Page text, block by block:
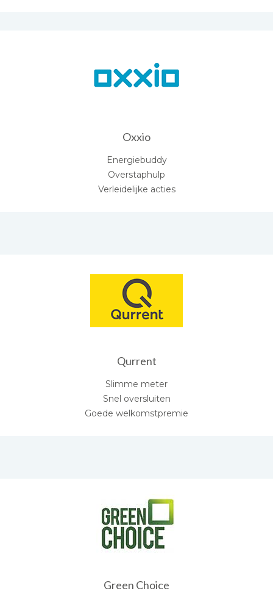
Oxxio
Energiebuddy
Overstaphulp
Verleidelijke acties
Qurrent
Slimme meter
Snel oversluiten
Goede welkomstpremie
Green Choice